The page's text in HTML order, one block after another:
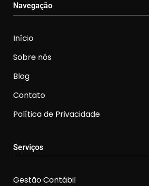
Navegação
Início
Sobre nós
Blog
Contato
Política de Privacidade
Serviços
Gestão Contábil